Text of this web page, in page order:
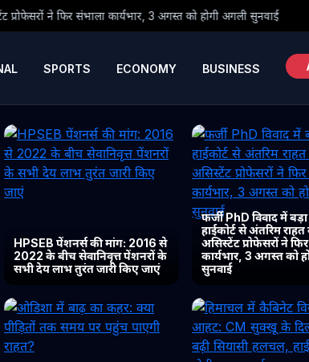
3 अगस्त को होगी अगली सुनवाई ● ओडिशा में बाढ़ का कहर:
SPORTS ECONOMY BUSINESS
HPSEB पेंशनर्स की मांग: 2016 से
2022 के बीच सेवानिवृत्त पेंशनरों के
सभी देय लाभ तुरंत जारी किए जाएं
फर्जी PhD विवाद में
हाईकोर्ट से अंतरिम
असिस्टेंट प्रोफेसरों ने
कार्यभार, 3 अगस्त को
सुनवाई